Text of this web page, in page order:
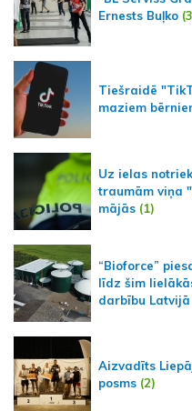
Ernests Buļko
Tiešraidē
maziem
Uz ielas
traumām viņa
mājās (1)
“Bioforce”
līdz šim
darbību Latvijā
Aizvadīts
posms (2)